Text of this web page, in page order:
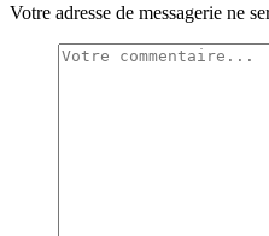
Votre adresse de messagerie ne